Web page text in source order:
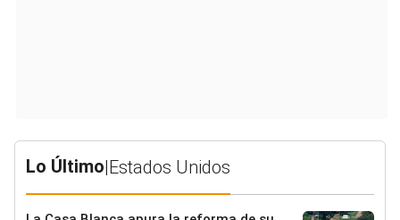
Lo Último|Estados Unidos